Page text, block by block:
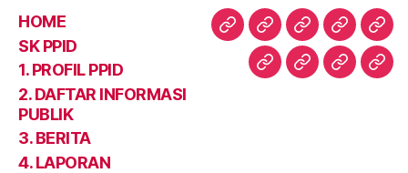
HOME
SK PPID
1. PROFIL PPID
2. DAFTAR INFORMASI
PUBLIK
3. BERITA
4. LAPORAN
HOME
SK
PPID
1.
PROFIL
PPID
2.
DAFTAR
3.
4.
5.
6.